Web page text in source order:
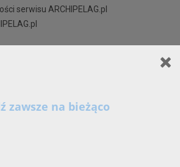
Szanowni Państwo,
serwisu ARCHIPELAG.pl